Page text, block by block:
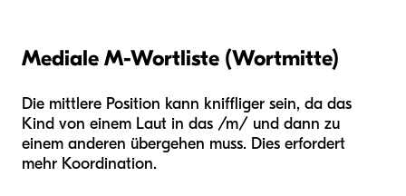
Mediale M-Wortliste (Wortmitte)
Die mittlere Position kann kniffliger sein, da das
Kind von einem Laut in das /m/ und dann zu
einem anderen übergehen muss. Dies erfordert
mehr Koordination.